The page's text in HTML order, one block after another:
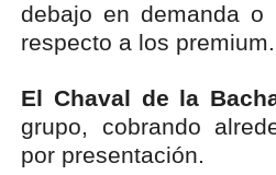
debajo en demanda o
respecto a los premium.
El Chaval de la
grupo, cobrando
por presentación.